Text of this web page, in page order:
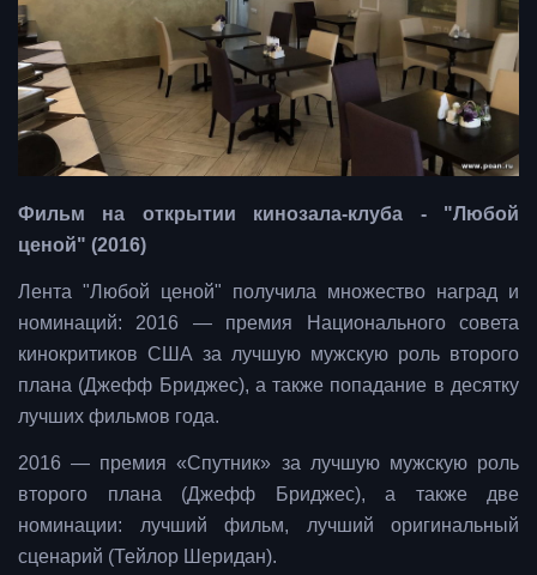
Фильм на открытии кинозала-клуба - "Любой
ценой" (2016)
Лента "Любой ценой" получила множество наград и
номинаций: 2016 — премия Национального совета
кинокритиков США за лучшую мужскую роль второго
плана (Джефф Бриджес), а также попадание в десятку
лучших фильмов года.
2016 — премия «Спутник» за лучшую мужскую роль
второго плана (Джефф Бриджес), а также две
номинации: лучший фильм, лучший оригинальный
сценарий (Тейлор Шеридан).